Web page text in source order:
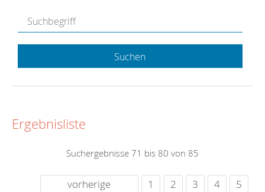
Suchen
Ergebnisliste
Suchergebnisse 71 bis 80 von 85
vorherige 1 2 3 4
5